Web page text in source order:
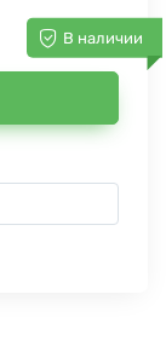
В наличии